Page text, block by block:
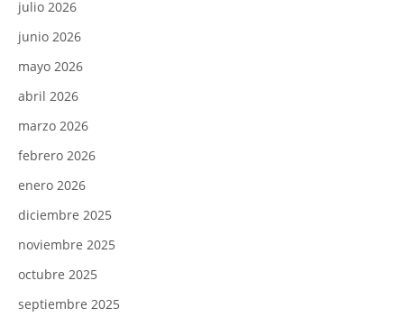
julio 2026
junio 2026
mayo 2026
abril 2026
marzo 2026
febrero 2026
enero 2026
diciembre 2025
noviembre 2025
octubre 2025
septiembre 2025